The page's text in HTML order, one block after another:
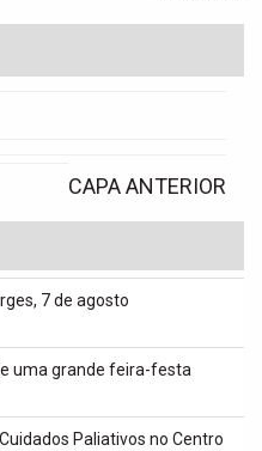
CAPA ANTERIOR
7 de agosto
uma grande feira-festa
Paliativos no Centro